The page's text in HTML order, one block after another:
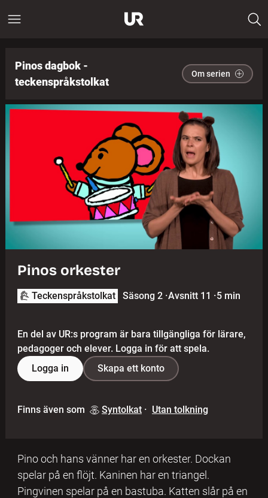
Pinos dagbok -
teckenspråkstolkat
Om serien
Pinos orkester
Teckenspråkstolkat Säsong 2 ·Avsnitt 11 ·5 min
En del av UR:s program är bara tillgängliga för lärare,
pedagoger och elever. Logga in för att spela.
Logga in
Skapa ett konto
Finns även som Syntolkat · Utan tolkning
Pino och hans vänner har en orkester. Dockan
spelar på en flöjt. Kaninen har en triangel.
Pingvinen spelar på en bastuba. Katten slår på en